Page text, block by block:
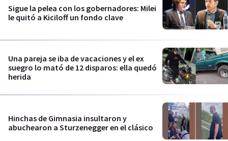
Sigue la pelea con los gobernadores: Milei
le quitó a Kiciloff un fondo clave
Una pareja se iba de vacaciones y el ex
suegro lo mató de 12 disparos: ella quedó
herida
Hinchas de Gimnasia insultaron y
abuchearon a Sturzenegger en el clásico